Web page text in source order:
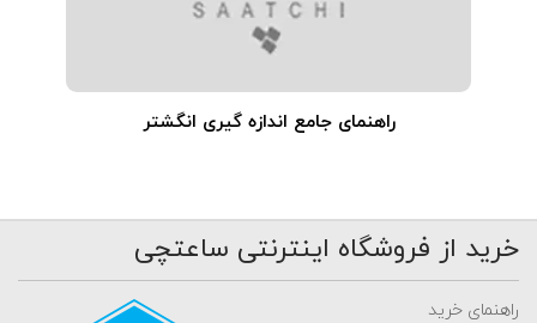
راهنمای جامع اندازه گیری انگشتر
خرید از فروشگاه اینترنتی ساعتچی
راهنمای خرید